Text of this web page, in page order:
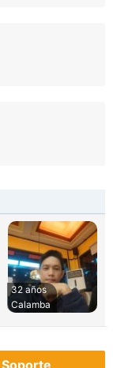
32 años
Calamba
Soporte